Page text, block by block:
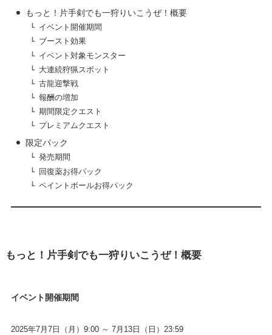
もっと！片手剣でも一狩りいこうぜ！概要
イベント開催期間
ブースト効果
イベント対象モンスター
大連続狩猟スポット
古龍迎撃戦
報酬の増加
期間限定クエスト
プレミアムクエスト
限定パック
発売期間
回復薬お得パック
ペイントボールお得パック
もっと！片手剣でも一狩りいこうぜ！概要
イベント開催期間
2025年7月7日（月）9:00 ～ 7月13日（日）23:59